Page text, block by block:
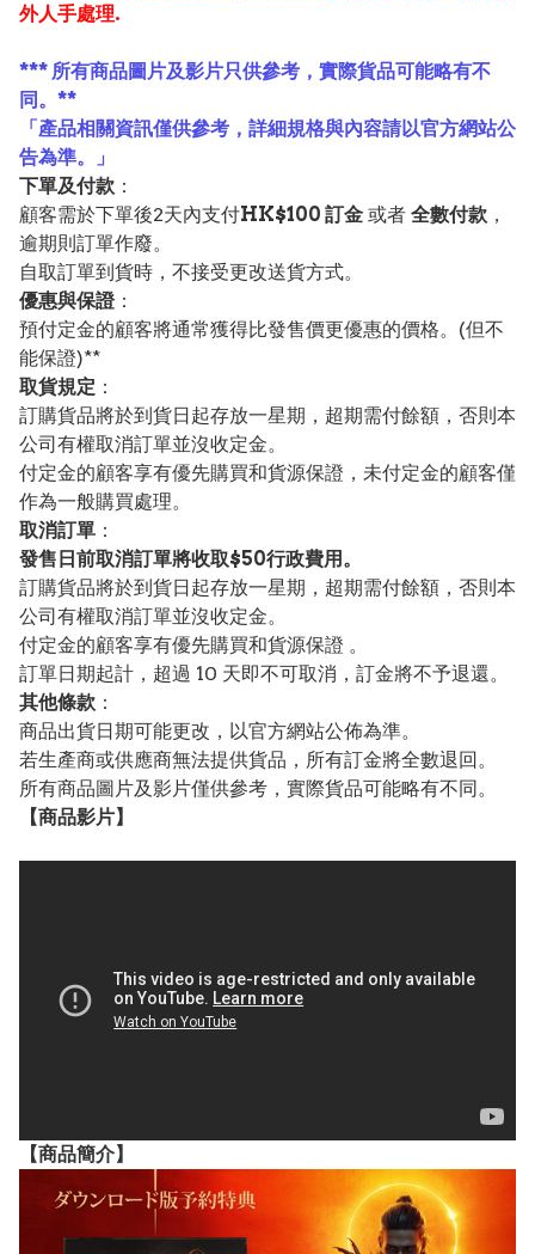
外人手處理.
*** 所有商品圖片及影片只供參考，實際貨品可能略有不
同。**
「產品相關資訊僅供參考，詳細規格與內容請以官方網站公
告為準。」
下單及付款 ：
顧客需於下單後2天內支付HK$100 訂金 或者 全數付款 ，
逾期則訂單作廢。
自取訂單到貨時，不接受更改送貨方式。
優惠與保證：
預付定金的顧客將通常獲得比發售價更優惠的價格。(但不
能保證)**
取貨規定 ：
訂購貨品將於到貨日起存放一星期，超期需付餘額，否則本
公司有權取消訂單並沒收定金。
付定金的顧客享有優先購買和貨源保證，未付定金的顧客僅
作為一般購買處理。
取消訂單 ：
發售日前取消訂單將收取$50行政費用。
訂購貨品將於到貨日起存放一星期，超期需付餘額，否則本
公司有權取消訂單並沒收定金。
付定金的顧客享有優先購買和貨源保證 。
訂單日期起計，超過 10 天即不可取消，訂金將不予退還。
其他條款 ：
商品出貨日期可能更改，以官方網站公佈為準。
若生產商或供應商無法提供貨品，所有訂金將全數退回。
所有商品圖片及影片僅供參考，實際貨品可能略有不同。
【商品影片】
【商品簡介】